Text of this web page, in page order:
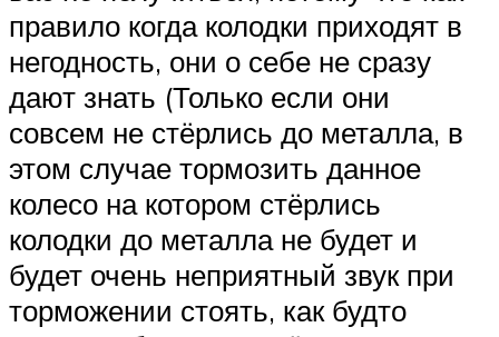
правило когда колодки приходят в
негодность, они о себе не сразу
дают знать (Только если они
совсем не стёрлись до металла, в
этом случае тормозить данное
колесо на котором стёрлись
колодки до металла не будет и
будет очень неприятный звук при
торможении стоять, как будто